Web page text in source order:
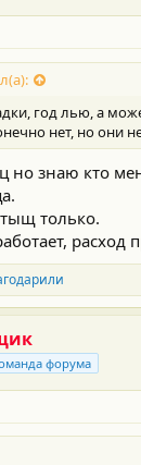
год лью, а
нет, но они
но знаю кто
только.
расход
форума